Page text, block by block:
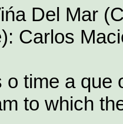
Del Mar
Carlos
o time a que
to which